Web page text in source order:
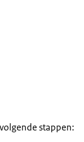
stappen: